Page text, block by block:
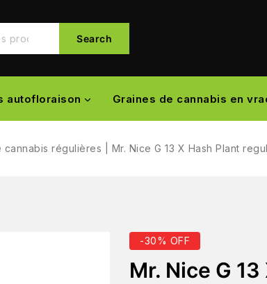
Search
autofloraison Graines de cannabis en
cannabis régulières Mr. Nice G 13 X Hash Plant
-30% OFF
Mr. Nice G